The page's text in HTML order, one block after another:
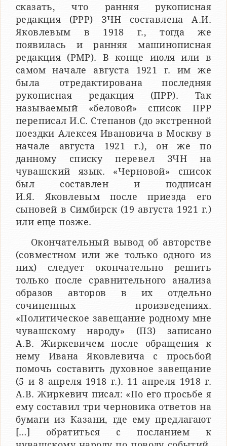
сказать, что ранняя рукописная
редакция (РРР) ЗЧН составлена А.И.
Яковлевым в 1918 г., тогда же
появилась и ранняя машинописная
редакция (РМР). В конце июля или в
самом начале августа 1921 г. им же
была отредактирована последняя
рукописная редакция (ПРР). Так
называемый «беловой» список ПРР
переписал И.С. Степанов (до экстренной
поездки Алексея Ивановича в Москву в
начале августа 1921 г.), он же по
данному списку перевел ЗЧН на
чувашский язык. «Черновой» список
был составлен и подписан
И.Я. Яковлевым после приезда его
сыновей в Симбирск (19 августа 1921 г.)
или еще позже.
Окончательный вывод об авторстве
(совместном или же только одного из
них) следует окончательно решить
только после сравнительного анализа
образов авторов в их отдельно
сочиненных произведениях.
«Политическое завещание родному мне
чувашскому народу» (ПЗ) записано
А.В. Жиркевичем после обращения к
нему Ивана Яковлевича с просьбой
помочь составить духовное завещание
(5 и 8 апреля 1918 г.). 11 апреля 1918 г.
А.В. Жиркевич писал: «По его просьбе я
ему составил три черновика ответов на
бумаги из Казани, где ему предлагают
[…] обратиться с посланием к